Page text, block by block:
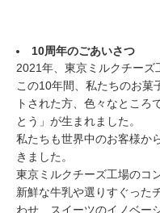
10周年のごあいさつ
2021年、東京ミルクチーズ
この10年間、私たちのお菓
トされた方、色々なところ
とう」が生まれました。
私たちも世界中のお客様か
きました。
東京ミルクチーズ工場のコ
新鮮な牛乳や選りすぐった
わせ、スイーツのイノベー